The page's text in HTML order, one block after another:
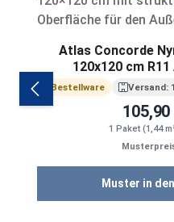
Atlas Concorde
120x120 cm
Bestellware Versand:
1 Paket (1,44
Muster in